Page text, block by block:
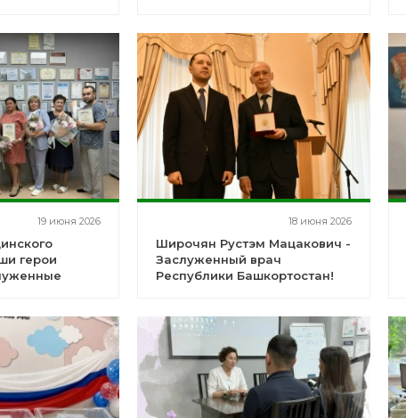
19 июня 2026
герои
18 июня 2026
Широчян Рустэм Мацакович -
Заслуженный врач
Республики Башкортостан!